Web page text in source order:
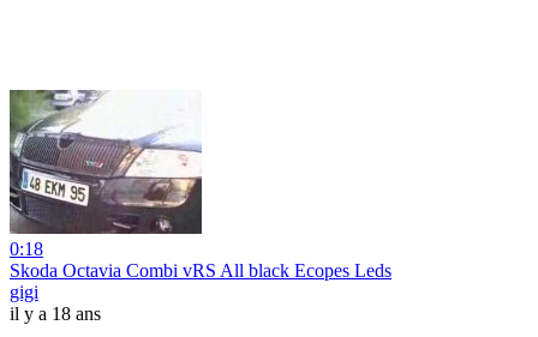
0:18
Skoda Octavia Combi vRS All black Ecopes Leds
gigi
il y a 18 ans